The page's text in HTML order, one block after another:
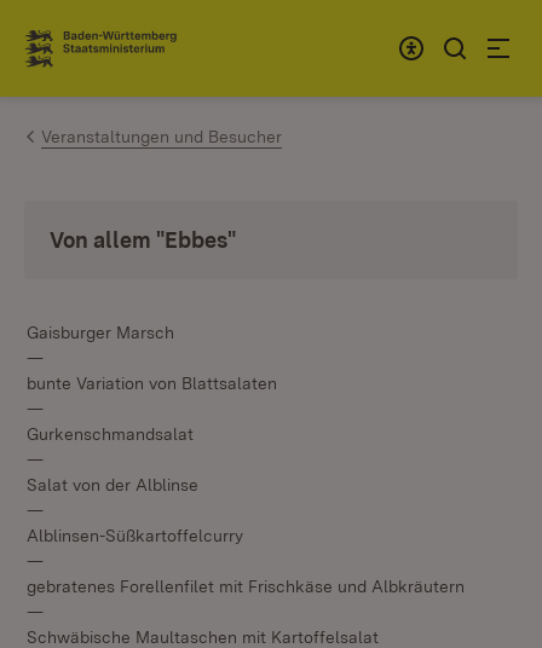
Zum Inhalt springen
Link zur Startseite
Veranstaltungen und Besucher
Von allem "Ebbes"
Gaisburger Marsch
—
bunte Variation von Blattsalaten
—
Gurkenschmandsalat
—
Salat von der Alblinse
—
Alblinsen-Süßkartoffelcurry
—
gebratenes Forellenfilet mit Frischkäse und Albkräutern
—
Schwäbische Maultaschen mit Kartoffelsalat